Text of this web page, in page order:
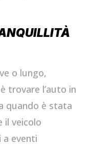
o lungo,
trovare l’auto in
quando è stata
il veicolo
eventi